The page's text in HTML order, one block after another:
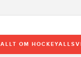
ALLT OM